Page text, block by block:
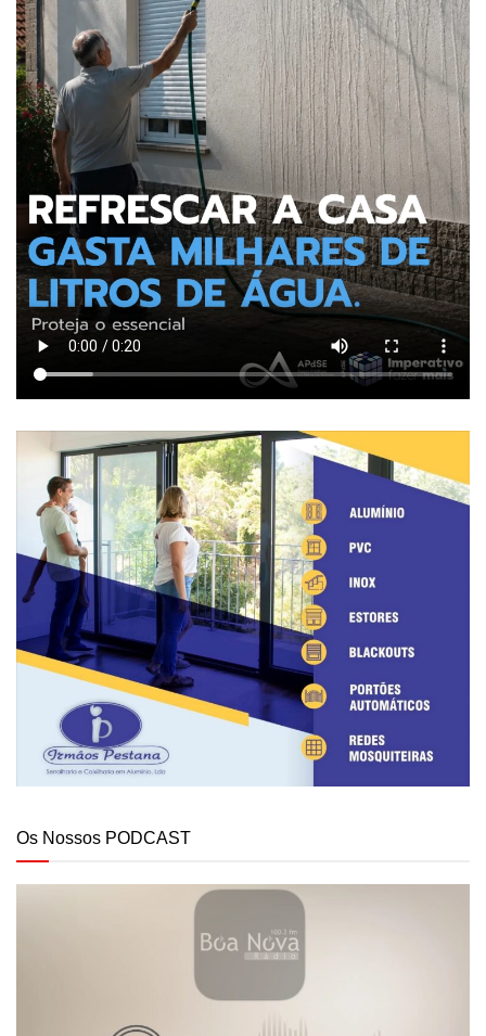
Os Nossos PODCAST